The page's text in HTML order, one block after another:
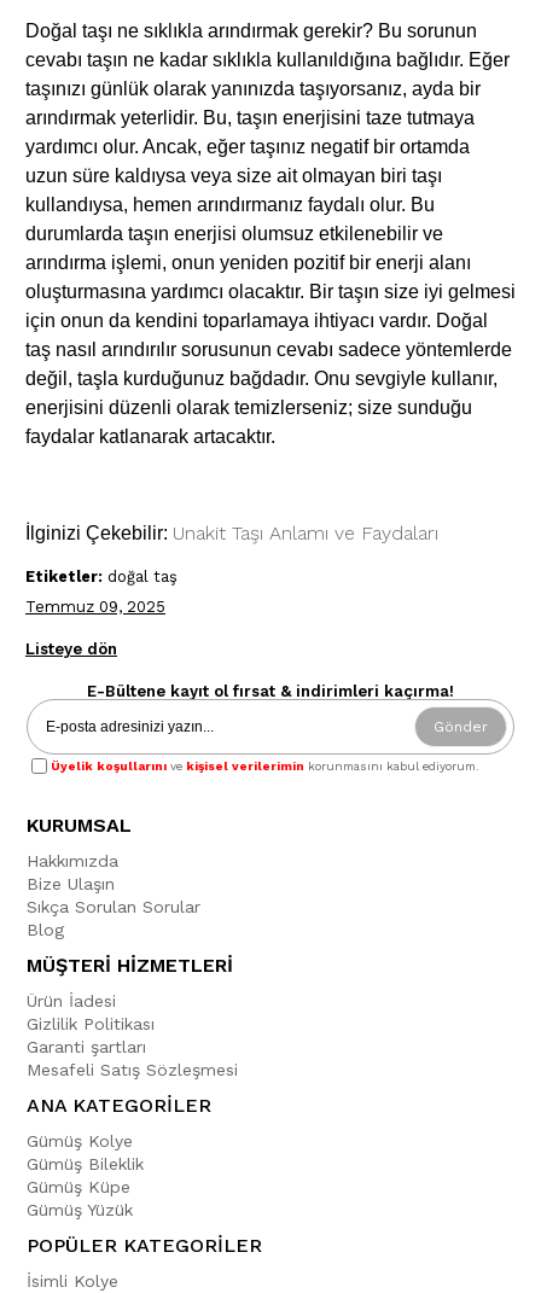
Doğal taşı ne sıklıkla arındırmak gerekir? Bu sorunun
cevabı taşın ne kadar sıklıkla kullanıldığına bağlıdır. Eğer
taşınızı günlük olarak yanınızda taşıyorsanız, ayda bir
arındırmak yeterlidir. Bu, taşın enerjisini taze tutmaya
yardımcı olur. Ancak, eğer taşınız negatif bir ortamda
uzun süre kaldıysa veya size ait olmayan biri taşı
kullandıysa, hemen arındırmanız faydalı olur. Bu
durumlarda taşın enerjisi olumsuz etkilenebilir ve
arındırma işlemi, onun yeniden pozitif bir enerji alanı
oluşturmasına yardımcı olacaktır. Bir taşın size iyi gelmesi
için onun da kendini toparlamaya ihtiyacı vardır. Doğal
taş nasıl arındırılır sorusunun cevabı sadece yöntemlerde
değil, taşla kurduğunuz bağdadır. Onu sevgiyle kullanır,
enerjisini düzenli olarak temizlerseniz; size sunduğu
faydalar katlanarak artacaktır.
İlginizi Çekebilir: Unakit Taşı Anlamı ve Faydaları
Etiketler: doğal taş
Temmuz 09, 2025
Listeye dön
E-Bültene kayıt ol fırsat & indirimleri kaçırma!
Gönder
Üyelik koşullarını ve kişisel verilerimin korunmasını kabul ediyorum.
KURUMSAL
Hakkımızda
Bize Ulaşın
Sıkça Sorulan Sorular
Blog
MÜŞTERİ HİZMETLERİ
Ürün İadesi
Gizlilik Politikası
Garanti şartları
Mesafeli Satış Sözleşmesi
ANA KATEGORİLER
Gümüş Kolye
Gümüş Bileklik
Gümüş Küpe
Gümüş Yüzük
POPÜLER KATEGORİLER
İsimli Kolye